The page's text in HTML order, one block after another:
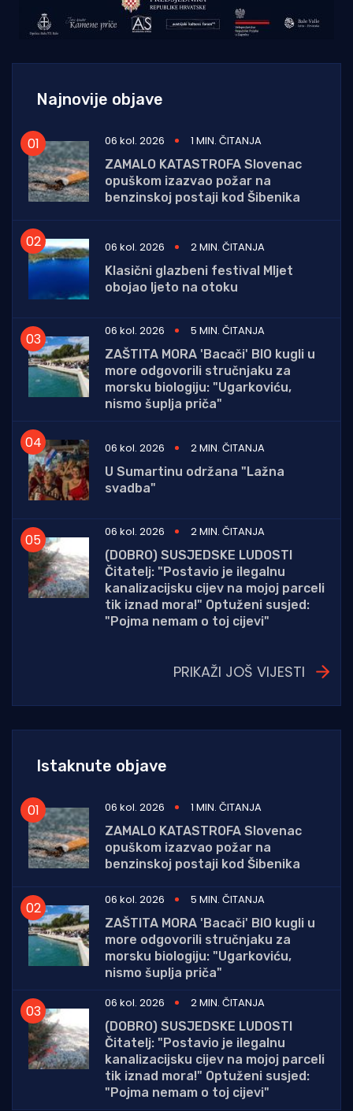
Najnovije objave
06 kol. 2026
1 MIN. ČITANJA
ZAMALO KATASTROFA Slovenac
opuškom izazvao požar na
benzinskoj postaji kod Šibenika
06 kol. 2026
2 MIN. ČITANJA
Klasični glazbeni festival Mljet
obojao ljeto na otoku
06 kol. 2026
5 MIN. ČITANJA
ZAŠTITA MORA 'Bacači' BIO kugli u
more odgovorili stručnjaku za
morsku biologiju: "Ugarkoviću,
nismo šuplja priča"
06 kol. 2026
2 MIN. ČITANJA
U Sumartinu održana "Lažna
svadba"
06 kol. 2026
2 MIN. ČITANJA
(DOBRO) SUSJEDSKE LUDOSTI
Čitatelj: "Postavio je ilegalnu
kanalizacijsku cijev na mojoj parceli
tik iznad mora!" Optuženi susjed:
"Pojma nemam o toj cijevi"
PRIKAŽI JOŠ VIJESTI
Istaknute objave
06 kol. 2026
1 MIN. ČITANJA
ZAMALO KATASTROFA Slovenac
opuškom izazvao požar na
benzinskoj postaji kod Šibenika
06 kol. 2026
5 MIN. ČITANJA
ZAŠTITA MORA 'Bacači' BIO kugli u
more odgovorili stručnjaku za
morsku biologiju: "Ugarkoviću,
nismo šuplja priča"
06 kol. 2026
2 MIN. ČITANJA
(DOBRO) SUSJEDSKE LUDOSTI
Čitatelj: "Postavio je ilegalnu
kanalizacijsku cijev na mojoj parceli
tik iznad mora!" Optuženi susjed:
"Pojma nemam o toj cijevi"